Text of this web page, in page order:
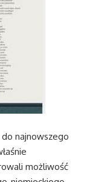
najnowszego
możliwość